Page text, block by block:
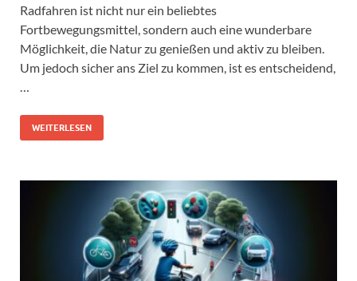
Radfahren ist nicht nur ein beliebtes
Fortbewegungsmittel, sondern auch eine wunderbare
Möglichkeit, die Natur zu genießen und aktiv zu bleiben.
Um jedoch sicher ans Ziel zu kommen, ist es entscheidend,
WEITERLESEN